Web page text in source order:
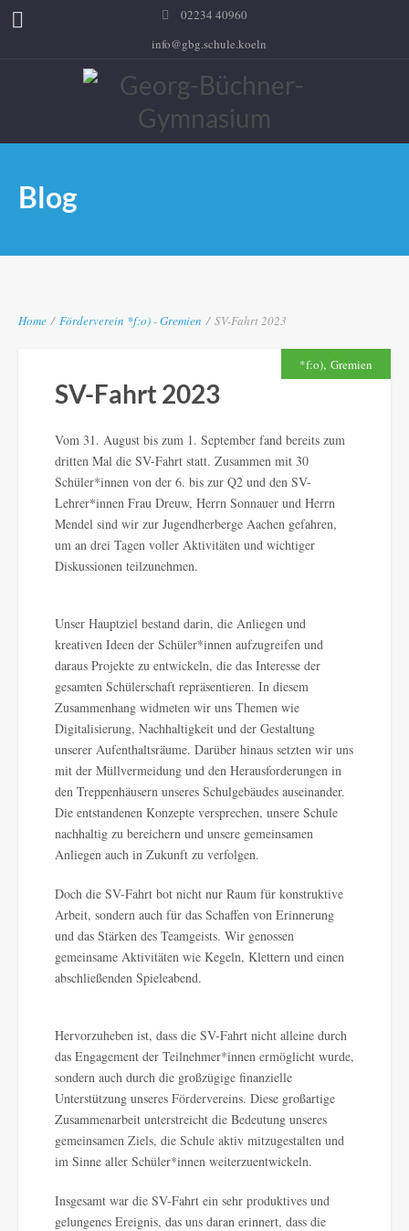
02234 40960
info@gbg.schule.koeln
Blog
Home / Förderverein *f:o) -Gremien / SV-Fahrt 2023
*f:o), Gremien
SV-Fahrt 2023
Vom 31. August bis zum 1. September fand bereits zum
dritten Mal die SV-Fahrt statt. Zusammen mit 30
Schüler*innen von der 6. bis zur Q2 und den SV-
Lehrer*innen Frau Dreuw, Herrn Sonnauer und Herrn
Mendel sind wir zur Jugendherberge Aachen gefahren,
um an drei Tagen voller Aktivitäten und wichtiger
Diskussionen teilzunehmen.
Unser Hauptziel bestand darin, die Anliegen und
kreativen Ideen der Schüler*innen aufzugreifen und
daraus Projekte zu entwickeln, die das Interesse der
gesamten Schülerschaft repräsentieren. In diesem
Zusammenhang widmeten wir uns Themen wie
Digitalisierung, Nachhaltigkeit und der Gestaltung
unserer Aufenthaltsräume. Darüber hinaus setzten wir uns
mit der Müllvermeidung und den Herausforderungen in
den Treppenhäusern unseres Schulgebäudes auseinander.
Die entstandenen Konzepte versprechen, unsere Schule
nachhaltig zu bereichern und unsere gemeinsamen
Anliegen auch in Zukunft zu verfolgen.
Doch die SV-Fahrt bot nicht nur Raum für konstruktive
Arbeit, sondern auch für das Schaffen von Erinnerung
und das Stärken des Teamgeists. Wir genossen
gemeinsame Aktivitäten wie Kegeln, Klettern und einen
abschließenden Spieleabend.
Hervorzuheben ist, dass die SV-Fahrt nicht alleine durch
das Engagement der Teilnehmer*innen ermöglicht wurde,
sondern auch durch die großzügige finanzielle
Unterstützung unseres Fördervereins. Diese großartige
Zusammenarbeit unterstreicht die Bedeutung unseres
gemeinsamen Ziels, die Schule aktiv mitzugestalten und
im Sinne aller Schüler*innen weiterzuentwickeln.
Insgesamt war die SV-Fahrt ein sehr produktives und
gelungenes Ereignis, das uns daran erinnert, dass die